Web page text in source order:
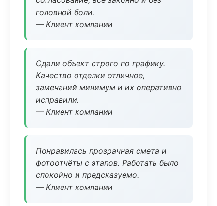
головной боли.
— Клиент компании
Сдали объект строго по графику.
Качество отделки отличное,
замечаний минимум и их оперативно
исправили.
— Клиент компании
Понравилась прозрачная смета и
фотоотчёты с этапов. Работать было
спокойно и предсказуемо.
— Клиент компании